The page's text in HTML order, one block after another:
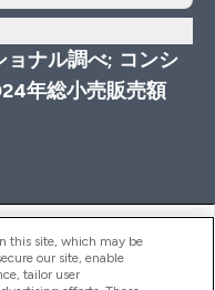
ョナル調べ; コンシ
年総小売販売額
this site, which may be
our site, enable
tailor user